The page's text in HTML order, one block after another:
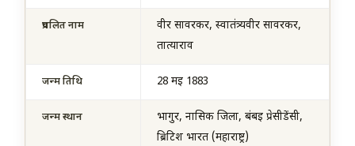
प्रचलित नाम
वीर सावरकर, स्वातंत्र्यवीर सावरकर,
तात्याराव
जन्म तिथि 28 मई 1883
जन्म स्थान
भागुर, नासिक जिला, बंबई प्रेसीडेंसी,
ब्रिटिश भारत (महाराष्ट्र)